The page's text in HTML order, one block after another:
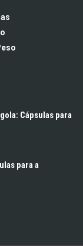
Cápsulas para
para a